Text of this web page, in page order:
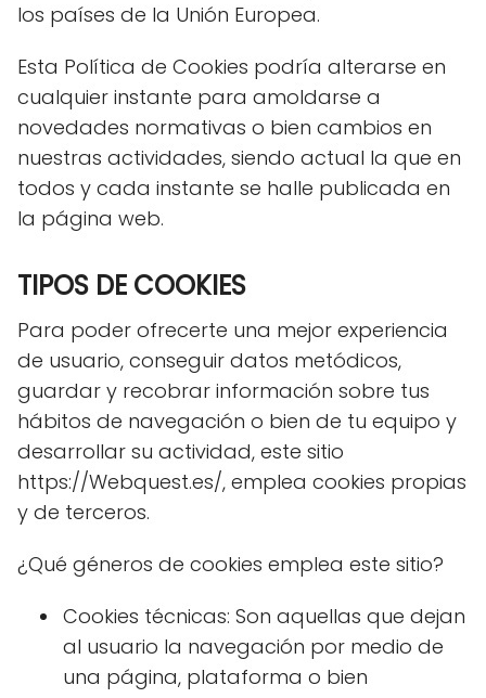
los países de la Unión Europea.
Esta Política de Cookies podría alterarse en
cualquier instante para amoldarse a
novedades normativas o bien cambios en
nuestras actividades, siendo actual la que en
todos y cada instante se halle publicada en
la página web.
TIPOS DE COOKIES
Para poder ofrecerte una mejor experiencia
de usuario, conseguir datos metódicos,
guardar y recobrar información sobre tus
hábitos de navegación o bien de tu equipo y
desarrollar su actividad, este sitio
https://Webquest.es/, emplea cookies propias
y de terceros.
¿Qué géneros de cookies emplea este sitio?
Cookies técnicas: Son aquellas que dejan
al usuario la navegación por medio de
una página, plataforma o bien